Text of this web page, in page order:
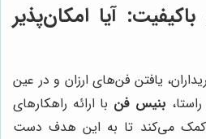
آیا امکان‌پذیر
یافتن فن‌های ارزان و در عین
بنیس فن با ارائه راهکارهای
کمک می‌کند تا به این هدف دست